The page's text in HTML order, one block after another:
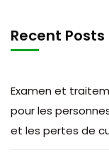
Recent Posts
Examen et
pour les
et les pertes de